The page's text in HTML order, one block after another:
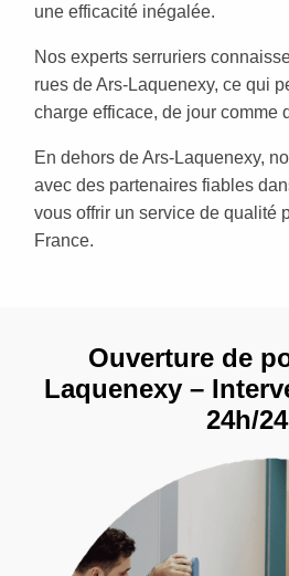
une efficacité inégalée.
Nos experts serruriers
rues de Ars-Laquenexy, ce qui
charge efficace, de jour comme
En dehors de Ars-Laquenexy,
avec des partenaires fiables
vous offrir un service de qualité
France.
Ouverture de
Laquenexy –
24h/24